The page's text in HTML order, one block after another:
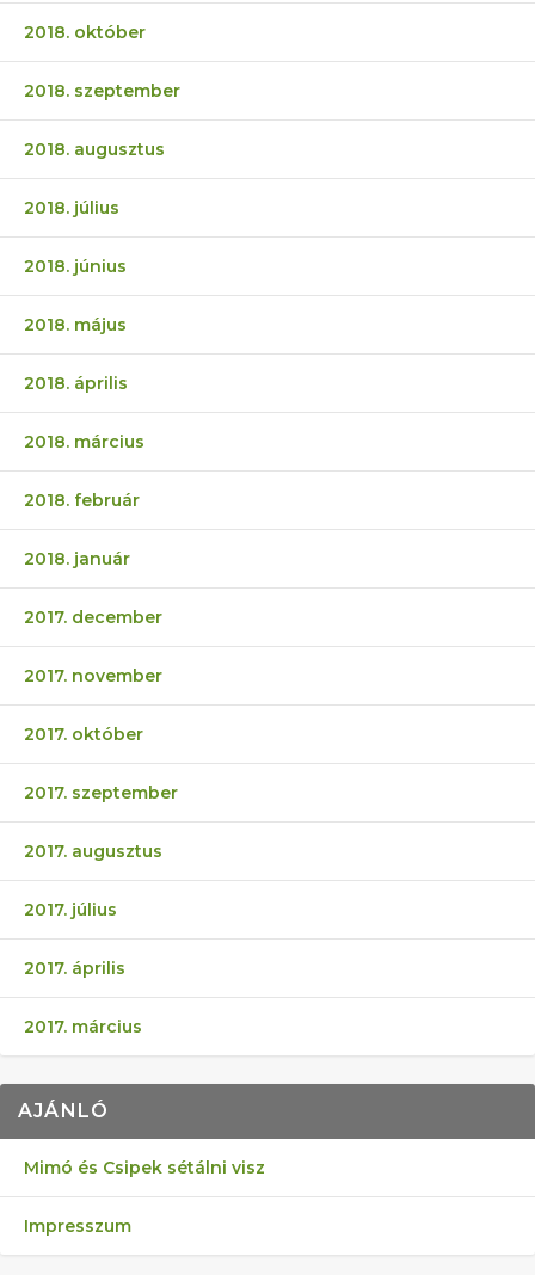
2018. október
2018. szeptember
2018. augusztus
2018. július
2018. június
2018. május
2018. április
2018. március
2018. február
2018. január
2017. december
2017. november
2017. október
2017. szeptember
2017. augusztus
2017. július
2017. április
2017. március
AJÁNLÓ
Mimó és Csipek sétálni visz
Impresszum